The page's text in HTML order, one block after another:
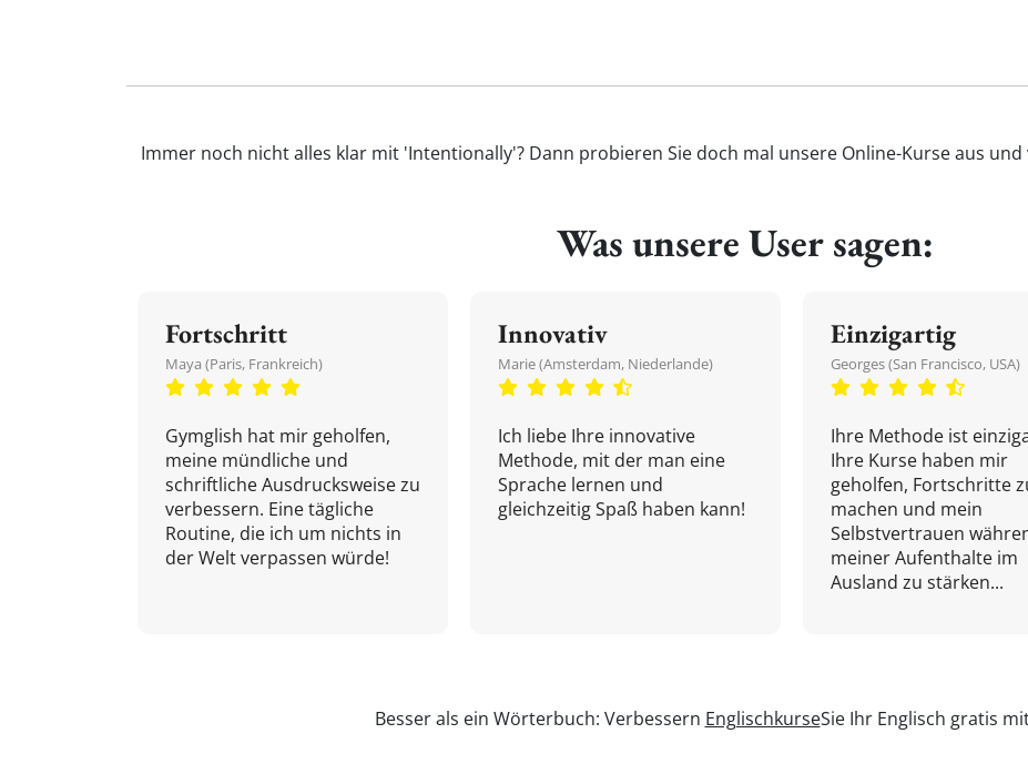
Immer noch nicht alles klar mit 'Intentionally'? Dann probieren Sie doch mal unsere Online-Kurse aus und
Was unsere User sagen:
Fortschritt
Maya (Paris, Frankreich)
Gymglish hat mir geholfen,
meine mündliche und
schriftliche Ausdrucksweise zu
verbessern. Eine tägliche
Routine, die ich um nichts in
der Welt verpassen würde!
Innovativ
Marie (Amsterdam, Niederlande)
Ich liebe Ihre innovative
Methode, mit der man eine
Sprache lernen und
gleichzeitig Spaß haben kann!
Einzigartig
Georges (San Francisco, USA)
Ihre Methode ist
Ihre Kurse haben mir
geholfen, Fortschritte
machen und mein
Selbstvertrauen
meiner Aufenthalte im
Ausland zu stärken...
Besser als ein Wörterbuch: Verbessern EnglischkurseSie Ihr Englisch gratis